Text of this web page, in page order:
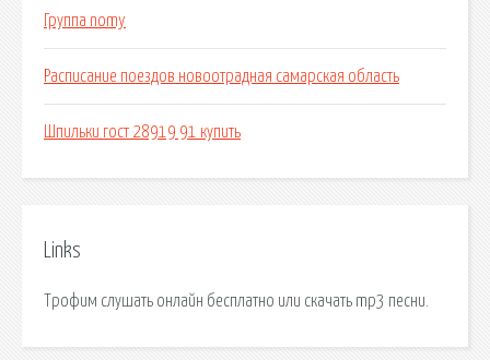
Группа nomy
Расписание поездов новоотрадная самарская область
Шпильки гост 28919 91 купить
Links
Трофим слушать онлайн бесплатно или скачать mp3 песни.